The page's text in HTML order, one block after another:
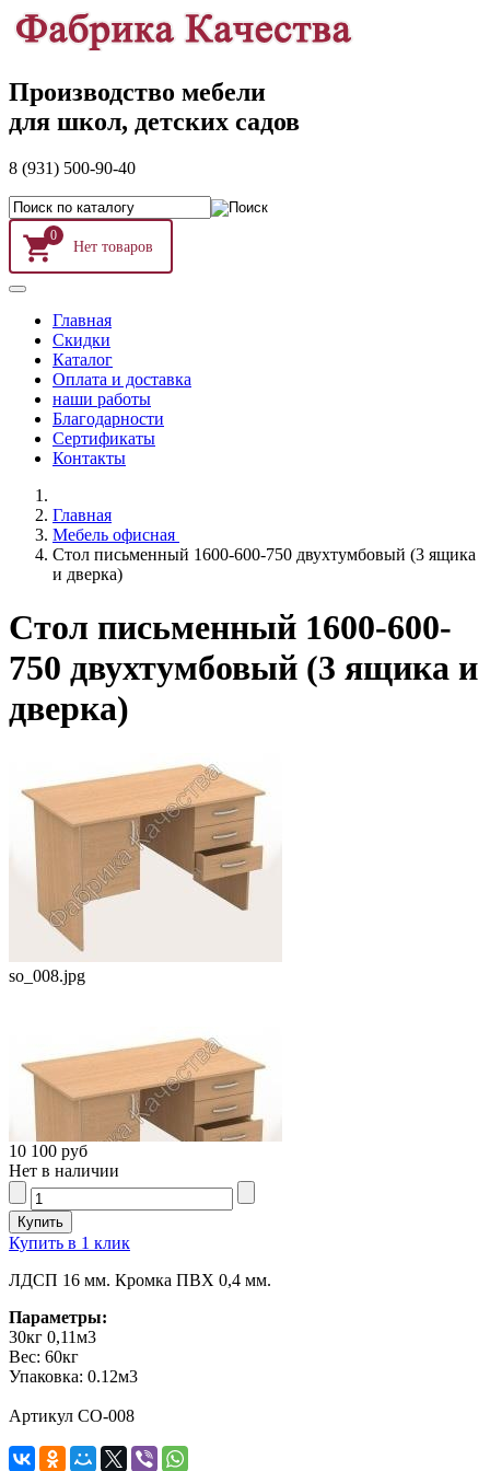
Производство мебели
для школ, детских садов
8 (931) 500-90-40
0
Главная
Скидки
Каталог
Оплата и доставка
наши работы
Благодарности
Сертификаты
Контакты
Главная
Мебель офисная
Стол письменный 1600-600-750 двухтумбовый (3 ящика
и дверка)
Стол письменный 1600-600-
750 двухтумбовый (3 ящика и
дверка)
so_008.jpg
10 100 руб
Нет в наличии
Купить в 1 клик
ЛДСП 16 мм. Кромка ПВХ 0,4 мм.
Параметры:
30кг 0,11м3
Вес: 60кг
Упаковка: 0.12м3
Артикул СО-008